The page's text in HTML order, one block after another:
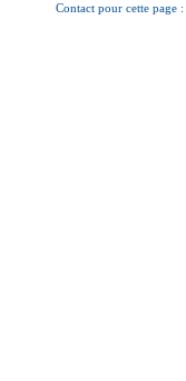
Contact pour cette page :